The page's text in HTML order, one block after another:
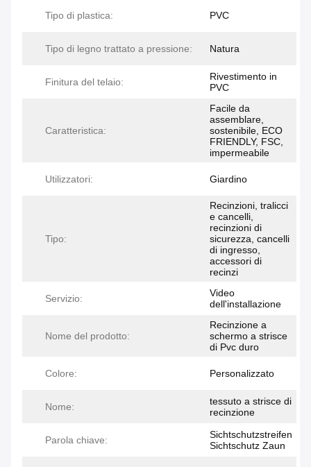
Tipo di plastica: PVC
Tipo di legno trattato a pressione: Natura
Finitura del telaio:
Rivestimento in
PVC
Caratteristica:
Facile da
assemblare,
sostenibile, ECO
FRIENDLY, FSC,
impermeabile
Utilizzatori: Giardino
Tipo:
Recinzioni, tralicci
e cancelli,
recinzioni di
sicurezza, cancelli
di ingresso,
accessori di
recinzi
Servizio:
Video
dell'installazione
Nome del prodotto:
Recinzione a
schermo a strisce
di Pvc duro
Colore: Personalizzato
Nome:
tessuto a strisce di
recinzione
Parola chiave:
Sichtschutzstreifen
Sichtschutz Zaun